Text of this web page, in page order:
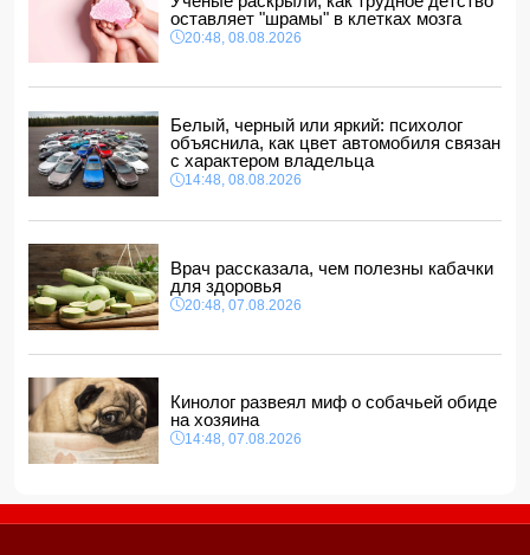
области
14:04, 08.08.2026
Прогноз погоды в Азербайджане на 9 августа
14:00, 08.08.2026
Никол Пашинян позвонил Ильхаму Алиеву
12:48, 08.08.2026
СМИ: США ищут на Кубе фигуру для повторения
"венесуэльского сценария"
оставляет "шрамы" в клетках мозга
20:48, 08.08.2026
Белый, черный или яркий: психолог
объяснила, как цвет автомобиля связан
с характером владельца
14:48, 08.08.2026
Врач рассказала, чем полезны кабачки
для здоровья
20:48, 07.08.2026
Кинолог развеял миф о собачьей обиде
на хозяина
14:48, 07.08.2026